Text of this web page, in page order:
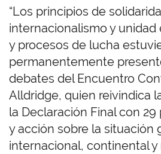
“Los principios de
internacionalismo y
y procesos de lucha
permanentemente
debates del Encuentro
Alldridge, quien reivindica
la Declaración Final con
y acción sobre la situación
internacional, continental y